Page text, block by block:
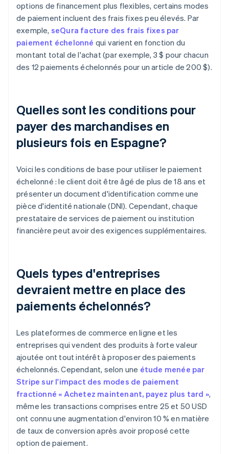
options de financement plus flexibles, certains modes
de paiement incluent des frais fixes peu élevés. Par
exemple, seQura facture des frais fixes par
paiement échelonné qui varient en fonction du
montant total de l'achat (par exemple, 3 $ pour chacun
des 12 paiements échelonnés pour un article de 200 $).
Quelles sont les conditions pour
payer des marchandises en
plusieurs fois en Espagne?
Voici les conditions de base pour utiliser le paiement
échelonné : le client doit être âgé de plus de 18 ans et
présenter un document d'identification comme une
pièce d'identité nationale (DNI). Cependant, chaque
prestataire de services de paiement ou institution
financière peut avoir des exigences supplémentaires.
Quels types d'entreprises
devraient mettre en place des
paiements échelonnés?
Les plateformes de commerce en ligne et les
entreprises qui vendent des produits à forte valeur
ajoutée ont tout intérêt à proposer des paiements
échelonnés. Cependant, selon une étude menée par
Stripe sur l'impact des modes de paiement
fractionné « Achetez maintenant, payez plus tard »,
même les transactions comprises entre 25 et 50 USD
ont connu une augmentation d'environ 10 % en matière
de taux de conversion après avoir proposé cette
option de paiement.